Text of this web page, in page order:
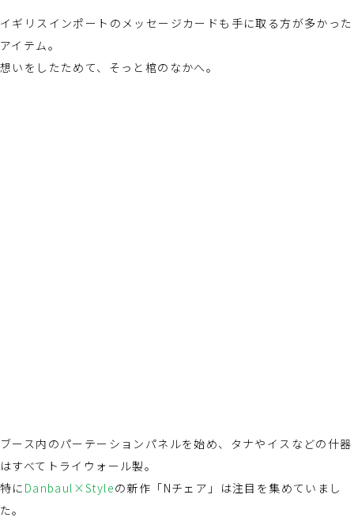
イギリスインポートのメッセージカードも手に取る方が多かった
アイテム。
想いをしたためて、そっと棺のなかへ。
ブース内のパーテーションパネルを始め、タナやイスなどの什器
はすべてトライウォール製。
特に Danbaul×Styleの新作「Nチェア」は注目を集めていまし
た。